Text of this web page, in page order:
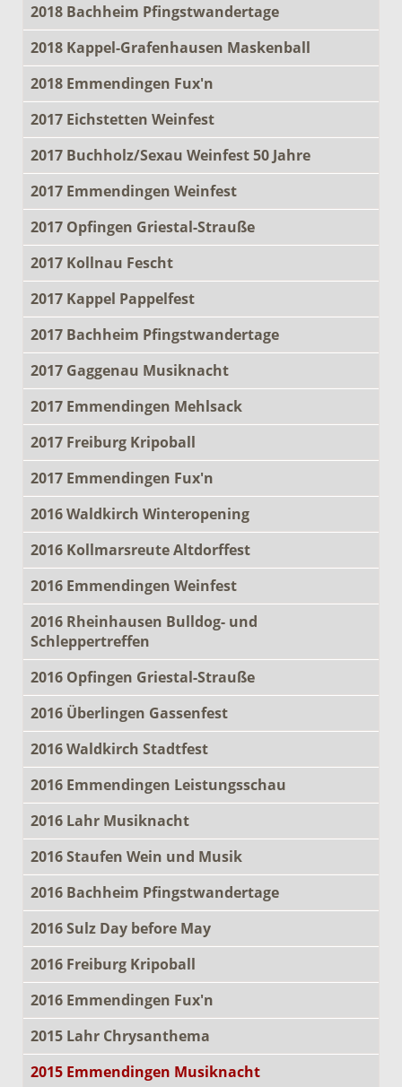
2018 Bachheim Pfingstwandertage
2018 Kappel-Grafenhausen Maskenball
2018 Emmendingen Fux'n
2017 Eichstetten Weinfest
2017 Buchholz/Sexau Weinfest 50 Jahre
2017 Emmendingen Weinfest
2017 Opfingen Griestal-Strauße
2017 Kollnau Fescht
2017 Kappel Pappelfest
2017 Bachheim Pfingstwandertage
2017 Gaggenau Musiknacht
2017 Emmendingen Mehlsack
2017 Freiburg Kripoball
2017 Emmendingen Fux'n
2016 Waldkirch Winteropening
2016 Kollmarsreute Altdorffest
2016 Emmendingen Weinfest
2016 Rheinhausen Bulldog- und
Schleppertreffen
2016 Opfingen Griestal-Strauße
2016 Überlingen Gassenfest
2016 Waldkirch Stadtfest
2016 Emmendingen Leistungsschau
2016 Lahr Musiknacht
2016 Staufen Wein und Musik
2016 Bachheim Pfingstwandertage
2016 Sulz Day before May
2016 Freiburg Kripoball
2016 Emmendingen Fux'n
2015 Lahr Chrysanthema
2015 Emmendingen Musiknacht